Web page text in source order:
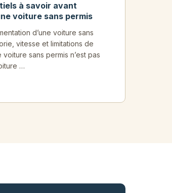
à savoir avant
voiture sans permis
d’une voiture sans
vitesse et limitations de
sans permis n’est pas
…